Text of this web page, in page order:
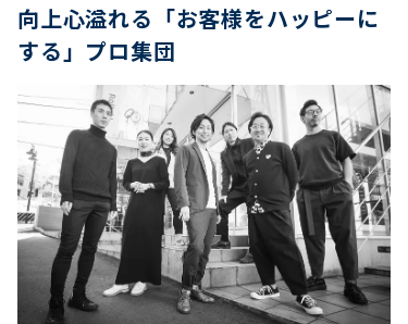
向上心溢れる「お客様をハッピーに
する」プロ集団